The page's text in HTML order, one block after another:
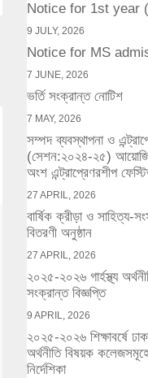
Notice for 1st year
9 JULY, 2026
Notice for MS
7 JUNE, 2026
ভর্তি সংক্রান্ত নোটিশ
7 MAY, 2026
সম্পদ ব্যবস্থাপনা ও
(সেশন:২০২৪-২৫)
অংশ এন্ট্রাপ্রেণরশীপ
27 APRIL, 2026
বার্ষিক ক্রীড়া ও সাহিত্য-
বিতরণী অনুষ্ঠান
27 APRIL, 2026
২০২৫-২০২৬ গার্হস্থ্য
সংক্রান্ত বিজ্ঞপ্তি
9 APRIL, 2026
২০২৫-২০২৬ শিক্ষাবর্ষে
অর্থনীতি বিষয়ক
নির্দেশিকা